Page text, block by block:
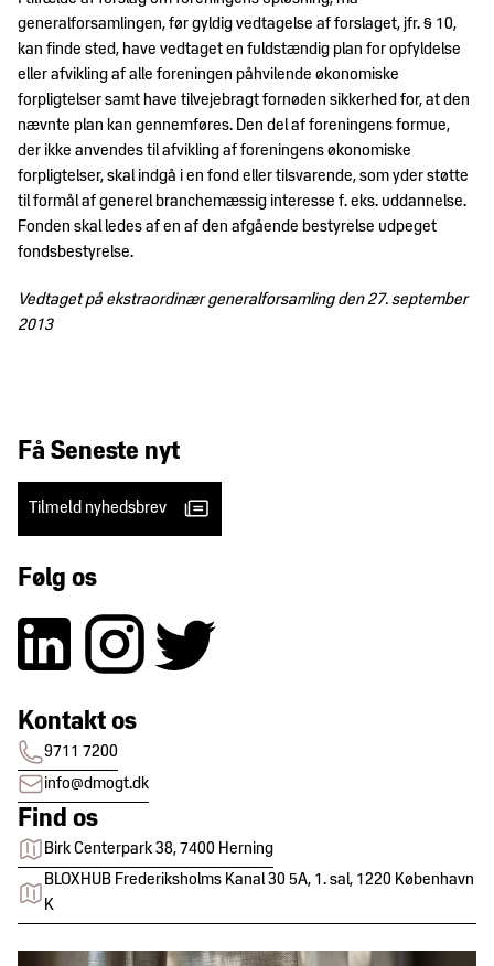
generalforsamlingen, før gyldig vedtagelse af forslaget, jfr. § 10,
kan finde sted, have vedtaget en fuldstændig plan for opfyldelse
eller afvikling af alle foreningen påhvilende økonomiske
forpligtelser samt have tilvejebragt fornøden sikkerhed for, at den
nævnte plan kan gennemføres. Den del af foreningens formue,
der ikke anvendes til afvikling af foreningens økonomiske
forpligtelser, skal indgå i en fond eller tilsvarende, som yder støtte
til formål af generel branchemæssig interesse f. eks. uddannelse.
Fonden skal ledes af en af den afgående bestyrelse udpeget
fondsbestyrelse.
Vedtaget på ekstraordinær generalforsamling den 27. september
2013
Få Seneste nyt
Tilmeld nyhedsbrev
Følg os
Kontakt os
9711 7200
info@dmogt.dk
Find os
Birk Centerpark 38, 7400 Herning
BLOXHUB Frederiksholms Kanal 30 5A, 1. sal, 1220 København
K